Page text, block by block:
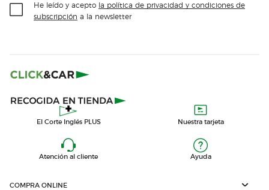
He leído y acepto la política de privacidad y condiciones de
subscripción a la newsletter
El Corte Inglés PLUS Nuestra tarjeta
Atención al cliente Ayuda
COMPRA ONLINE